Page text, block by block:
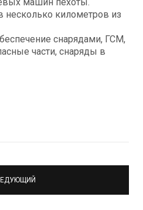
несколько километров из
снарядами, ГСМ,
части, снаряды в